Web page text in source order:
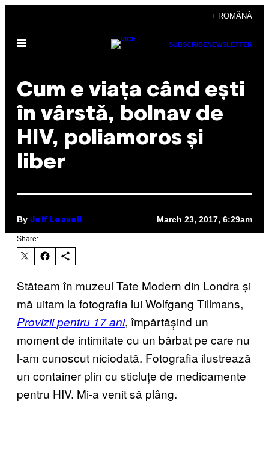
content
+ ROMÂNĂ
Open
SUBSCRIBENEWSLETTER
Cum e viața când ești
în vârstă, bolnav de
HIV, poliamoros și
liber
By Jeff Leavell March 23, 2017, 6:29am
Share:
Stăteam în muzeul Tate Modern din Londra și
mă uitam la fotografia lui Wolfgang Tillmans,
Provizii pentru 17 ani, împărtășind un
moment de intimitate cu un bărbat pe care nu
l-am cunoscut niciodată. Fotografia ilustrează
un container plin cu sticluțe de medicamente
pentru HIV. Mi-a venit să plâng.